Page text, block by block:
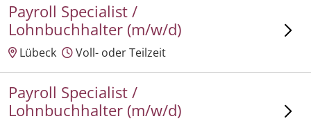
Payroll Specialist /
Lohnbuchhalter (m/w/d)
Lübeck Voll- oder Teilzeit
Payroll Specialist /
Lohnbuchhalter (m/w/d)